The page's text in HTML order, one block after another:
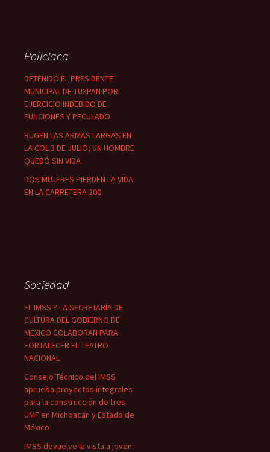
Policiaca
DETENIDO EL PRESIDENTE
MUNICIPAL DE TUXPAN POR
EJERCICIO INDEBIDO DE
FUNCIONES Y PECULADO
RUGEN LAS ARMAS LARGAS EN
LA COL 3 DE JULIO; UN HOMBRE
QUEDÓ SIN VIDA
DOS MUJERES PIERDEN LA VIDA
EN LA CARRETERA 200
Sociedad
EL IMSS Y LA SECRETARÍA DE
CULTURA DEL GOBIERNO DE
MÉXICO COLABORAN PARA
FORTALECER EL TEATRO
NACIONAL
Consejo Técnico del IMSS
aprueba proyectos integrales
para la construcción de tres
UMF en Michoacán y Estado de
México
IMSS devuelve la vista a joven